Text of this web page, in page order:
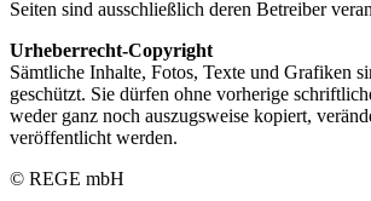
Seiten sind ausschließlich deren Betreiber
Urheberrecht-Copyright
Sämtliche Inhalte, Fotos, Texte und Grafiken
geschützt. Sie dürfen ohne vorherige
weder ganz noch auszugsweise kopiert,
veröffentlicht werden.
© REGE mbH